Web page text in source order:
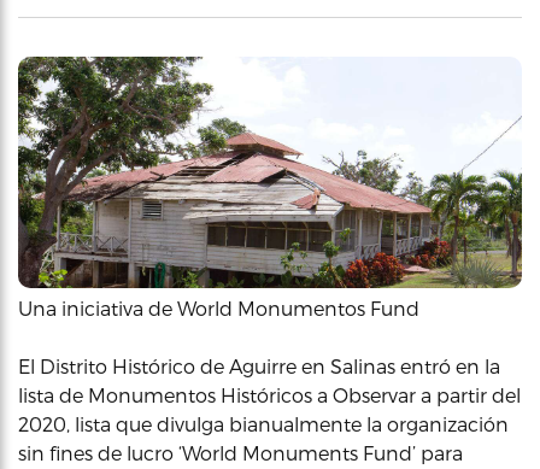
Una iniciativa de World Monumentos Fund
El Distrito Histórico de Aguirre en Salinas entró en la
lista de Monumentos Históricos a Observar a partir del
2020, lista que divulga bianualmente la organización
sin fines de lucro ‘World Monuments Fund’ para